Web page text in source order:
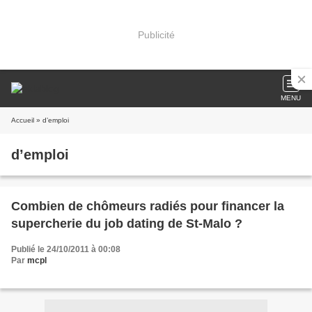
Publicité
MENU
Accueil » d’emploi
d’emploi
Combien de chômeurs radiés pour financer la
supercherie du job dating de St-Malo ?
Publié le 24/10/2011 à 00:08
Par mcpl